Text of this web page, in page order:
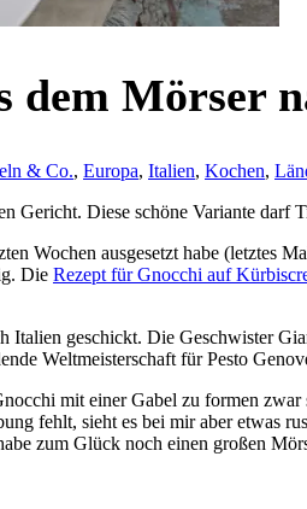
dem Mörser
& Co., Europa, Italien, Kochen,
Diese schöne Variante darf
Wochen ausgesetzt habe (letztes
Die Rezept für Gnocchi auf
geschickt. Die Geschwister
Weltmeisterschaft für Pesto
mit einer Gabel zu formen
fehlt, sieht es bei mir aber etwas
zum Glück noch einen großen